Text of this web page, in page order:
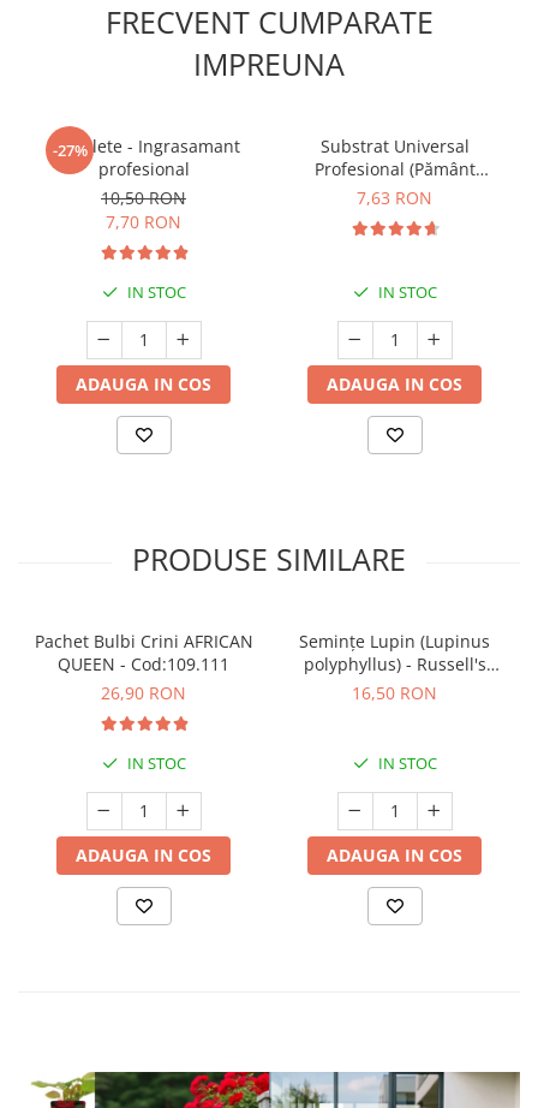
FRECVENT CUMPARATE
IMPREUNA
-27%
5 Tablete - Ingrasamant
profesional
10,50 RON
7,70 RON
IN STOC
ADAUGA IN COS
Substrat Universal
Profesional (Pământ
Premium) - 5 L
7,63 RON
IN STOC
ADAUGA IN COS
PRODUSE SIMILARE
Pachet Bulbi Crini AFRICAN
QUEEN - Cod:109.111
26,90 RON
IN STOC
ADAUGA IN COS
Semințe Lupin (Lupinus
polyphyllus) - Russell's
Hybrids (Mix) - Cod 6540
16,50 RON
IN STOC
ADAUGA IN COS